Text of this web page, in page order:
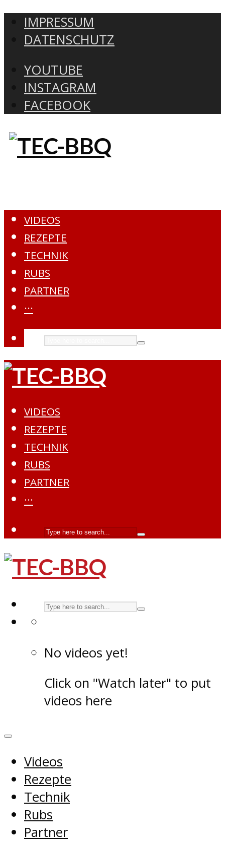
IMPRESSUM
DATENSCHUTZ
YOUTUBE
INSTAGRAM
FACEBOOK
VIDEOS
REZEPTE
TECHNIK
RUBS
PARTNER
···
VIDEOS
REZEPTE
TECHNIK
RUBS
PARTNER
···
No videos yet!
Click on "Watch later" to put
videos here
Videos
Rezepte
Technik
Rubs
Partner